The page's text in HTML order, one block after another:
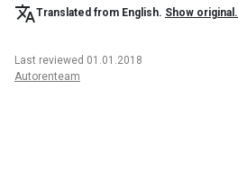
Translated from English. Show original.
Last reviewed 01.01.2018
Autorenteam